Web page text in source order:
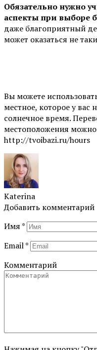
Обязательно нужно
аспекты при выборе
даже благоприятный
может оказаться не
Вы можете
местное, которое у вас
солнечное время.
местоположения можно
http://tvoibazi.ru/hours
Katerina
Добавить комментарий
Имя*
Email*
Комментарий